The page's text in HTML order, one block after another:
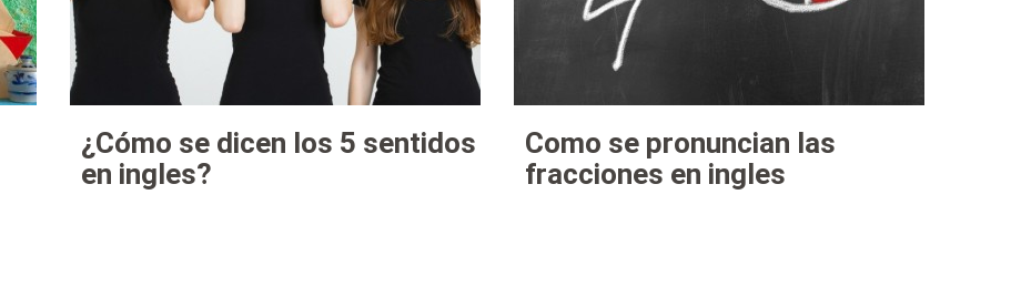
¿Cómo se dicen los 5 sentidos
en ingles?
Como se pronuncian las
fracciones en ingles